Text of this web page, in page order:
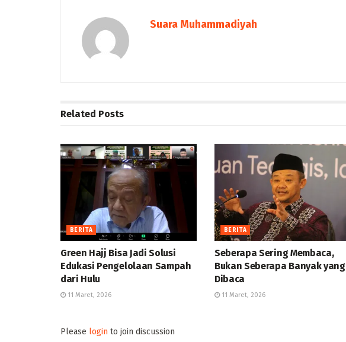
Suara Muhammadiyah
Related Posts
BERITA
Green Hajj Bisa Jadi Solusi
Edukasi Pengelolaan Sampah
dari Hulu
11 Maret, 2026
BERITA
Seberapa Sering Membaca,
Bukan Seberapa Banyak yang
Dibaca
11 Maret, 2026
Please login to join discussion